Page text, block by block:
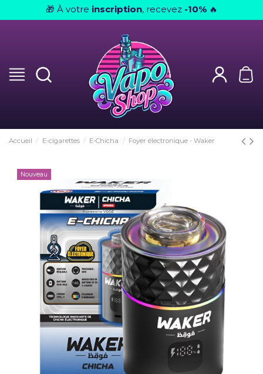
🎁 À votre inscription, recevez -10% 🔥
Accueil E-cigarettes E-Chicha Foyer électronique - Waker
Nouveau